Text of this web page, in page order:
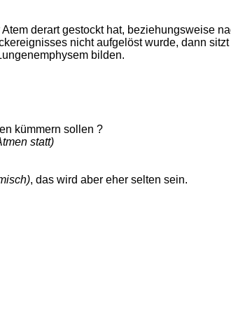
derart gestockt hat, beziehungsweise
nicht aufgelöst wurde, dann
bilden.
kümmern sollen ?
statt)
, das wird aber eher selten sein.